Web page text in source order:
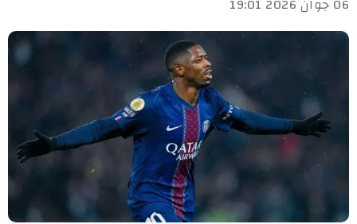
06 جوان 2026 19:01